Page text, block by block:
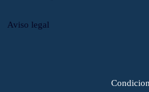
Aviso legal